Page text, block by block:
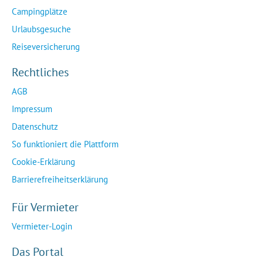
Campingplätze
Urlaubsgesuche
Reiseversicherung
Rechtliches
AGB
Impressum
Datenschutz
So funktioniert die Plattform
Cookie-Erklärung
Barrierefreiheitserklärung
Für Vermieter
Vermieter-Login
Das Portal